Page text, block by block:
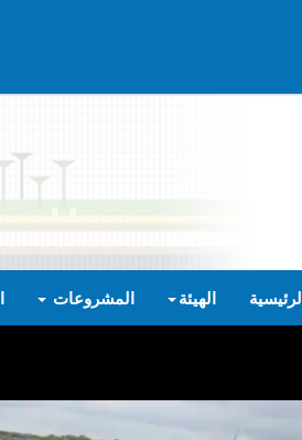
الرئيسية الهيئة المشروعات